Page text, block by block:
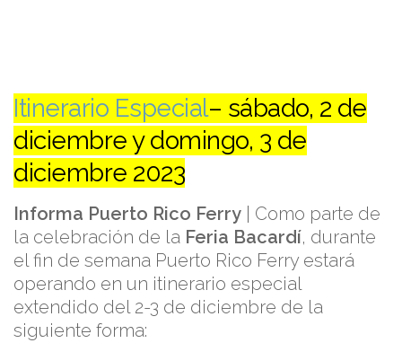
Itinerario Especial– sábado, 2 de
diciembre y domingo, 3 de
diciembre 2023
Informa Puerto Rico Ferry | Como parte de
la celebración de la Feria Bacardí, durante
el fin de semana Puerto Rico Ferry estará
operando en un itinerario especial
extendido del 2-3 de diciembre de la
siguiente forma: